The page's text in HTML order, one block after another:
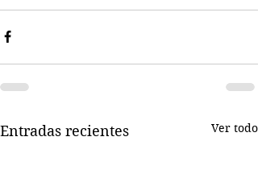
Entradas recientes Ver todo